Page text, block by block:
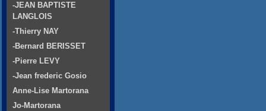
-JEAN BAPTISTE
LANGLOIS
-Thierry NAY
-Bernard BERISSET
-Pierre LEVY
-Jean frederic Gosio
Anne-Lise Martorana
Jo-Martorana